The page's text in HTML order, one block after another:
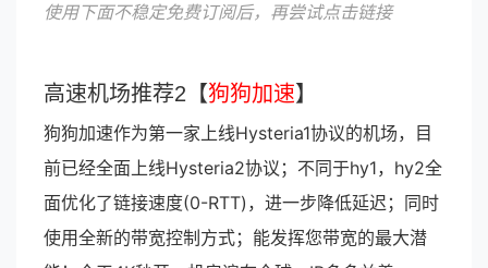
使用下面不稳定免费订阅后，再尝试点击链接
高速机场推荐2【狗狗加速】
狗狗加速作为第一家上线Hysteria1协议的机场，目
前已经全面上线Hysteria2协议；不同于hy1，hy2全
面优化了链接速度(0-RTT)，进一步降低延迟；同时
使用全新的带宽控制方式；能发挥您带宽的最大潜